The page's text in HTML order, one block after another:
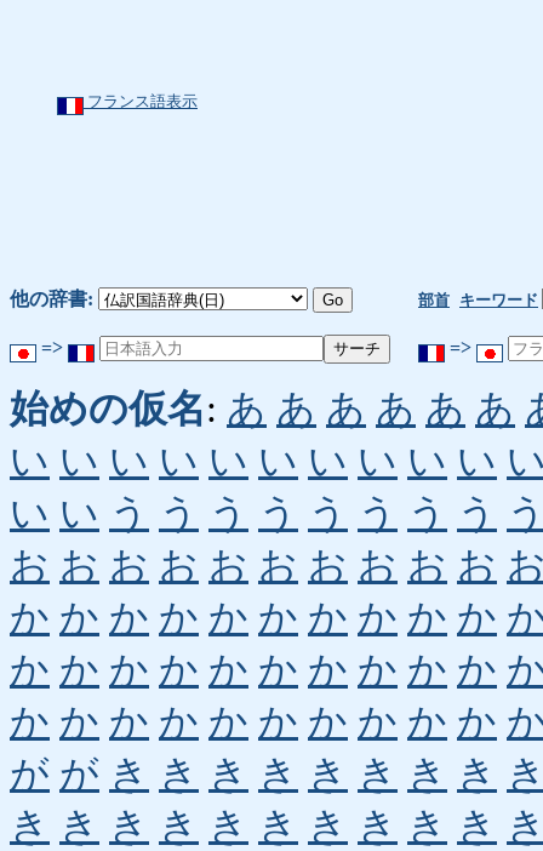
フランス語表示
他の辞書: 部首 キーワード
=> =>
始めの仮名: あ あ あ あ あ あ
い い い い い い い い い い
い い う う う う う う う う
お お お お お お お お お お
か か か か か か か か か か
か か か か か か か か か か
か か か か か か か か か か
が が き き き き き き き き
き き き き き き き き き き